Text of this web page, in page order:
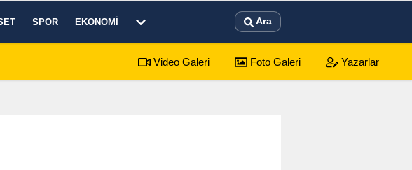
SPOR EKONOMI Ara
Video Galeri Foto Galeri Yazarlar